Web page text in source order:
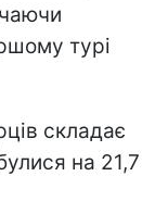
турі
складає
на 21,7